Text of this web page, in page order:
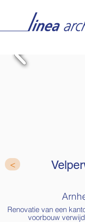
<
Renovatie van een
voorbouw